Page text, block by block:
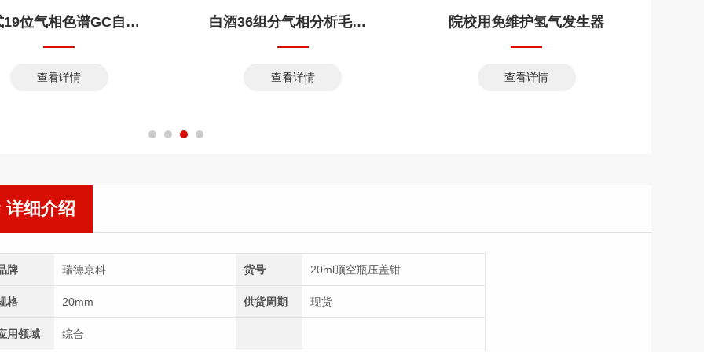
新式19位气相色谱GC自动进样器
查看详情
白酒36组分气相分析毛细柱
查看详情
院校用免维护氢气发生器
查看详情
详细介绍
牌 瑞德京科 货号 20ml顶空瓶压盖钳
格 20mm 供货周期 现货
用领域 综合